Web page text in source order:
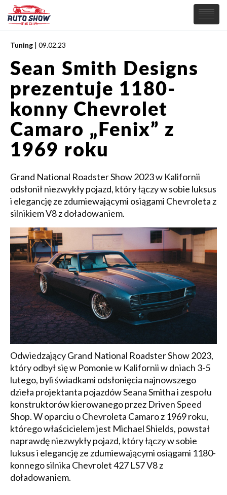
PREMIERY
SAMOCHODY
Wiadomości
Supersamochody
Samochody Koncepcyjne
Tuning
Elektryczne
MOTORSPORT
Tuning | 09.02.23
Sean Smith Designs
prezentuje 1180-
konny Chevrolet
Camaro „Fenix” z
1969 roku
Grand National Roadster Show 2023 w Kalifornii
odsłonił niezwykły pojazd, który łączy w sobie luksus
i elegancję ze zdumiewającymi osiągami Chevroleta z
silnikiem V8 z doładowaniem.
Odwiedzający Grand National Roadster Show 2023,
który odbył się w Pomonie w Kalifornii w dniach 3-5
lutego, byli świadkami odsłonięcia najnowszego
dzieła projektanta pojazdów Seana Smitha i zespołu
konstruktorów kierowanego przez Driven Speed
Shop. W oparciu o Chevroleta Camaro z 1969 roku,
którego właścicielem jest Michael Shields, powstał
naprawdę niezwykły pojazd, który łączy w sobie
luksus i elegancję ze zdumiewającymi osiągami 1180-
konnego silnika Chevrolet 427 LS7 V8 z
doładowaniem.